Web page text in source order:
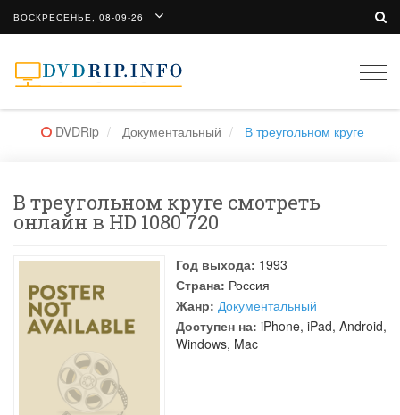
ВОСКРЕСЕНЬЕ, 08-09-26
DVDRip Документальный В треугольном круге
В треугольном круге смотреть
онлайн в HD 1080 720
Год выхода: 1993
Страна: Россия
Жанр: Документальный
Доступен на: iPhone, iPad, Android,
Windows, Mac